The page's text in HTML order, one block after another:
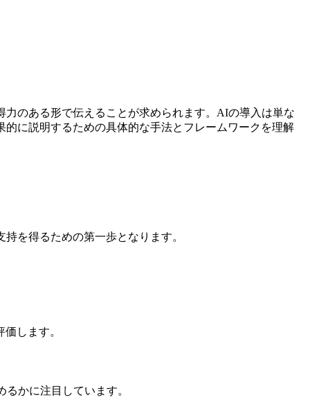
のある形で伝えることが求められます。AIの導入は単な
に説明するための具体的な手法とフレームワークを理解
を得るための第一歩となります。
します。
かに注目しています。